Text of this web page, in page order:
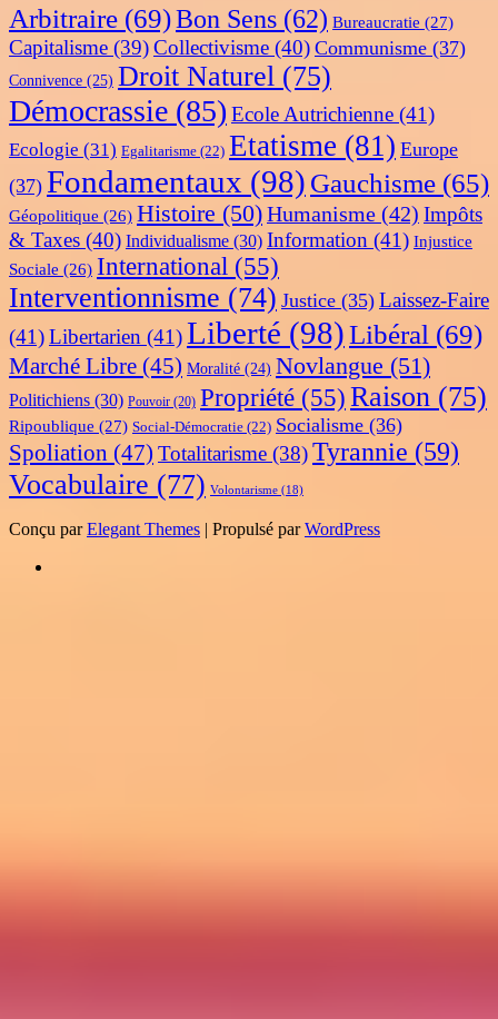
Arbitraire (69)Bon Sens (62) Bureaucratie (27)
Capitalisme (39)Collectivisme (40) Communisme (37)
Connivence (25) Droit Naturel (75)
Démocrassie (85) Ecole Autrichienne (41)
Ecologie (31) Egalitarisme (22) Etatisme (81) Europe
(37) Fondamentaux (98) Gauchisme (65)
Géopolitique (26) Histoire (50)Humanisme (42) Impôts
& Taxes (40) Individualisme (30) Information (41) Injustice
Sociale (26) International (55)
Interventionnisme (74) Justice (35) Laissez-Faire
(41)Libertarien (41)Liberté (98)Libéral (69)
Marché Libre (45) Moralité (24) Novlangue (51)
Politichiens (30) Pouvoir (20) Propriété (55) Raison (75)
Ripoublique (27) Social-Démocratie (22) Socialisme (36)
Spoliation (47) Totalitarisme (38)Tyrannie (59)
Vocabulaire (77) Volontarisme (18)
Conçu parElegant Themes | Propulsé parWordPress